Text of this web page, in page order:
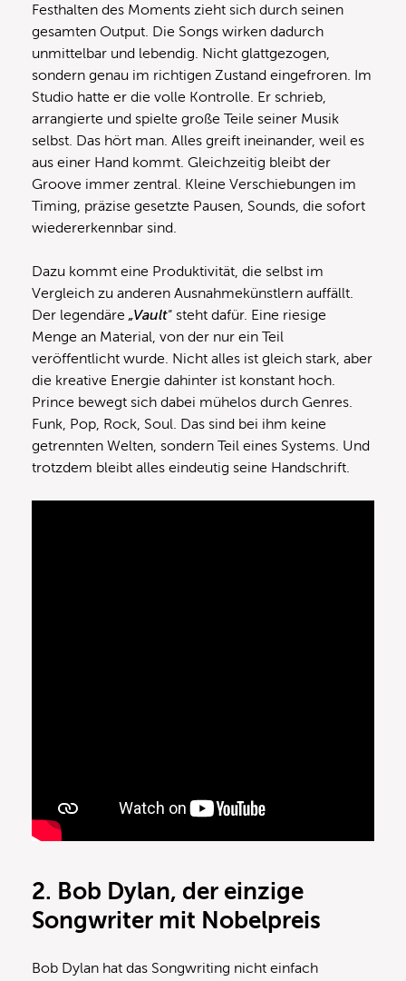
Festhalten des Moments zieht sich durch seinen
gesamten Output. Die Songs wirken dadurch
unmittelbar und lebendig. Nicht glattgezogen,
sondern genau im richtigen Zustand eingefroren. Im
Studio hatte er die volle Kontrolle. Er schrieb,
arrangierte und spielte große Teile seiner Musik
selbst. Das hört man. Alles greift ineinander, weil es
aus einer Hand kommt. Gleichzeitig bleibt der
Groove immer zentral. Kleine Verschiebungen im
Timing, präzise gesetzte Pausen, Sounds, die sofort
wiedererkennbar sind.
Dazu kommt eine Produktivität, die selbst im
Vergleich zu anderen Ausnahmekünstlern auffällt.
Der legendäre „Vault“ steht dafür. Eine riesige
Menge an Material, von der nur ein Teil
veröffentlicht wurde. Nicht alles ist gleich stark, aber
die kreative Energie dahinter ist konstant hoch.
Prince bewegt sich dabei mühelos durch Genres.
Funk, Pop, Rock, Soul. Das sind bei ihm keine
getrennten Welten, sondern Teil eines Systems. Und
trotzdem bleibt alles eindeutig seine Handschrift.
2. Bob Dylan, der einzige
Songwriter mit Nobelpreis
Bob Dylan hat das Songwriting nicht einfach